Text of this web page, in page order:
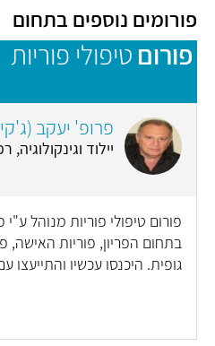
פורומים נוספים בתחום
פורום טיפולי פוריות
פרופ' יעקב
יילוד וגינקולוגיה,
פורום טיפולי פוריות מנוהל
בתחום הפריון, פוריות האישה,
גופית. היכנסו עכשיו